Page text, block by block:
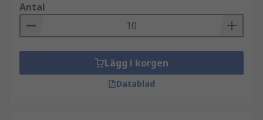
Antal
Lägg i korgen
Datablad